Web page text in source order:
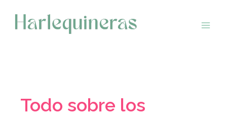
contenido
Todo sobre los